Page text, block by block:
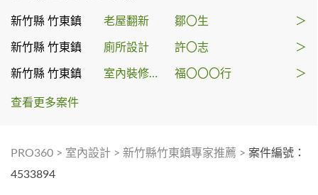
新竹縣 竹東鎮 老屋翻新 鄒〇生 ＞
新竹縣 竹東鎮 廁所設計 許〇志 ＞
新竹縣 竹東鎮 室內裝修許可申請 福〇〇〇行 ＞
查看更多案件
PRO360 > 室內設計 > 新竹縣竹東鎮專家推薦 > 案件編號：
4533894